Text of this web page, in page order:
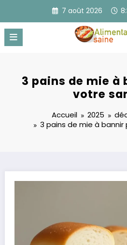
contenu
7 août 2026
3 pains de mie à
votre
Accueil 2025
3 pains de mie à